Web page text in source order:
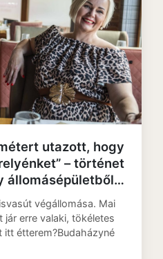
utazott, hogy
– történet
állomásépületből
csináltak
végállomása. Mai
jár erre valaki, tökéletes
étterem?Budaházyné